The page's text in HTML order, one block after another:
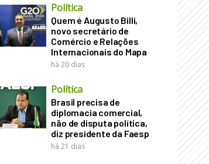
Política
Quem é Augusto Billi,
novo secretário de
Comércio e Relações
Internacionais do Mapa
há 20 dias
Política
Brasil precisa de
diplomacia comercial,
não de disputa política,
diz presidente da Faesp
há 21 dias